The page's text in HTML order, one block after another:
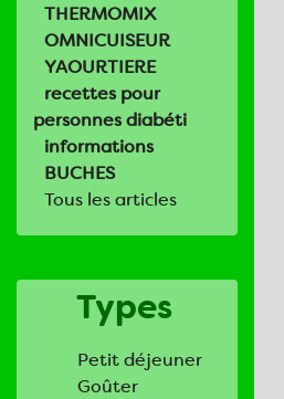
THERMOMIX
OMNICUISEUR
YAOURTIERE
recettes pour
personnes diabéti
informations
BUCHES
Tous les articles
Types
Petit déjeuner
Goûter